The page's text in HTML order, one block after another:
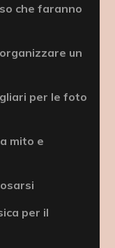
che faranno
un
per le foto
mito e
per il